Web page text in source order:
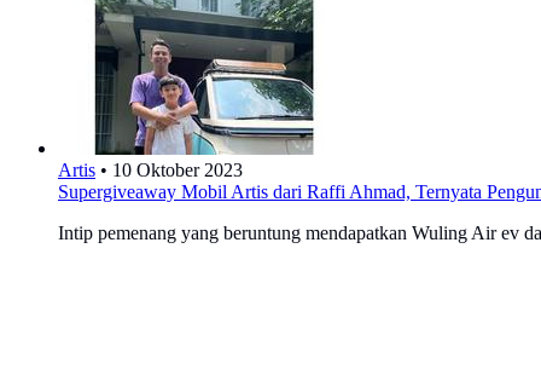
Artis • 10 Oktober 2023
Supergiveaway Mobil Artis dari Raffi Ahmad, Ternyata
Intip pemenang yang beruntung mendapatkan Wuling Air ev